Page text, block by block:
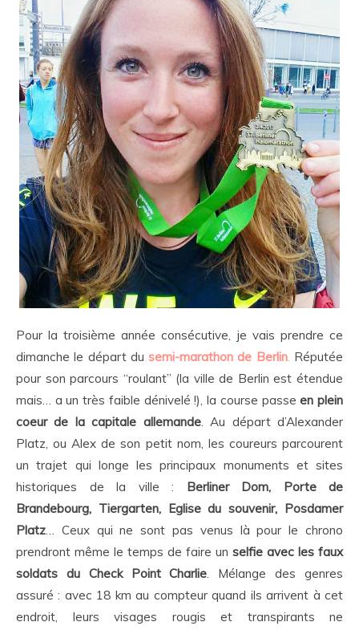
Pour la troisième année consécutive, je vais prendre ce
dimanche le départ dusemi-marathon de Berlin. Réputée
pour son parcours “roulant” (la ville de Berlin est étendue
mais… a un très faible dénivelé !), la course passeen plein
coeur de la capitale allemande. Au départ d’Alexander
Platz, ou Alex de son petit nom, les coureurs parcourent
un trajet qui longe les principaux monuments et sites
historiques de la ville : Berliner Dom, Porte de
Brandebourg, Tiergarten, Eglise du souvenir, Posdamer
Platz… Ceux qui ne sont pas venus là pour le chrono
prendront même le temps de faire un selfie avec les faux
soldats du Check Point Charlie. Mélange des genres
assuré : avec 18 km au compteur quand ils arrivent à cet
endroit, leurs visages rougis et transpirants ne